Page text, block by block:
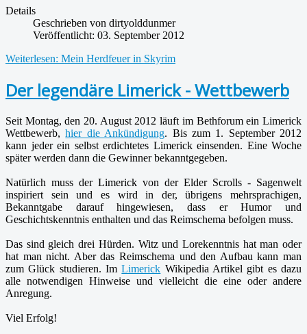
Details
Geschrieben von dirtyolddunmer
Veröffentlicht: 03. September 2012
Weiterlesen: Mein Herdfeuer in Skyrim
Der legendäre Limerick - Wettbewerb
Seit Montag, den 20. August 2012 läuft im Bethforum ein Limerick
Wettbewerb,hier die Ankündigung. Bis zum 1. September 2012
kann jeder ein selbst erdichtetes Limerick einsenden. Eine Woche
später werden dann die Gewinner bekanntgegeben.
Natürlich muss der Limerick von der Elder Scrolls - Sagenwelt
inspiriert sein und es wird in der, übrigens mehrsprachigen,
Bekanntgabe darauf hingewiesen, dass er Humor und
Geschichtskenntnis enthalten und das Reimschema befolgen muss.
Das sind gleich drei Hürden. Witz und Lorekenntnis hat man oder
hat man nicht. Aber das Reimschema und den Aufbau kann man
zum Glück studieren. ImLimerick Wikipedia Artikel gibt es dazu
alle notwendigen Hinweise und vielleicht die eine oder andere
Anregung.
Viel Erfolg!